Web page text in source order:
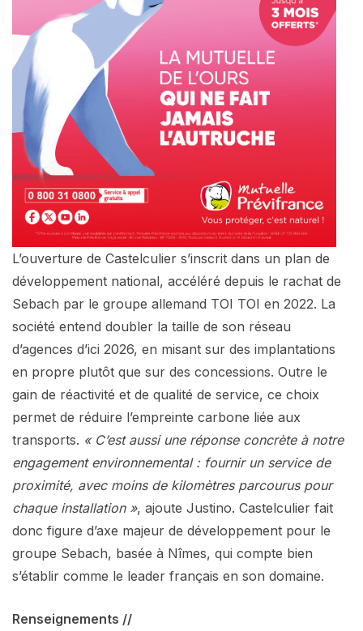
L’ouverture de Castelculier s’inscrit dans un plan de
développement national, accéléré depuis le rachat de
Sebach par le groupe allemand TOI TOI en 2022. La
société entend doubler la taille de son réseau
d’agences d’ici 2026, en misant sur des implantations
en propre plutôt que sur des concessions. Outre le
gain de réactivité et de qualité de service, ce choix
permet de réduire l’empreinte carbone liée aux
transports. « C’est aussi une réponse concrète à notre
engagement environnemental : fournir un service de
proximité, avec moins de kilomètres parcourus pour
chaque installation », ajoute Justino. Castelculier fait
donc figure d’axe majeur de développement pour le
groupe Sebach, basée à Nîmes, qui compte bien
s’établir comme le leader français en son domaine.
Renseignements //